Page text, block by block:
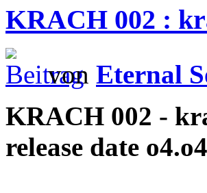
KRACH 002 :
von Eternal
KRACH 002 -
release date